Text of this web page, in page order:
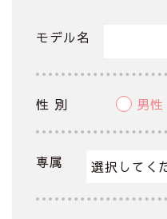
モデル名
性 別 男性
専属